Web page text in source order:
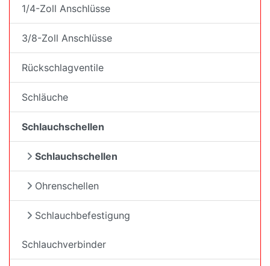
1/4-Zoll Anschlüsse
3/8-Zoll Anschlüsse
Rückschlagventile
Schläuche
Schlauchschellen
Schlauchschellen
Ohrenschellen
Schlauchbefestigung
Schlauchverbinder